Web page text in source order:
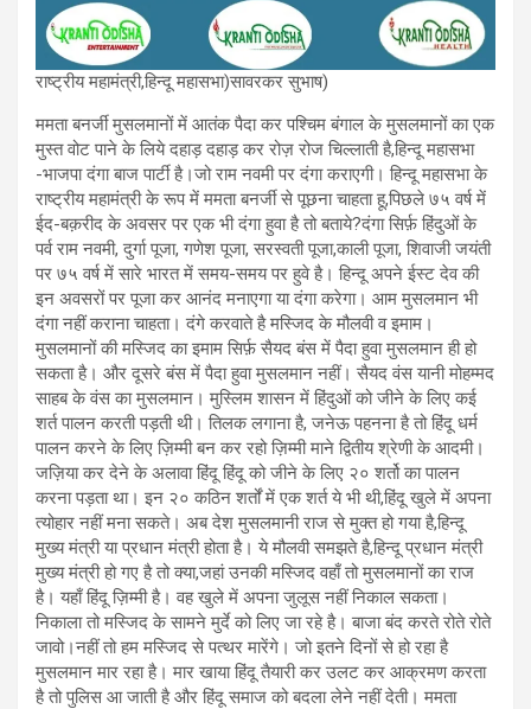
राष्ट्रीय महामंत्री,हिन्दू महासभा)सावरकर सुभाष)
ममता बनर्जी मुसलमानों में आतंक पैदा कर पश्चिम बंगाल के मुसलमानों का एक
मुस्त वोट पाने के लिये दहाड़ दहाड़ कर रोज़ रोज चिल्लाती है,हिन्दू महासभा
-भाजपा दंगा बाज पार्टी है।जो राम नवमी पर दंगा कराएगी। हिन्दू महासभा के
राष्ट्रीय महामंत्री के रूप में ममता बनर्जी से पूछना चाहता हू,पिछले ७५ वर्ष में
ईद-बक़रीद के अवसर पर एक भी दंगा हुवा है तो बताये?दंगा सिर्फ़ हिंदुओं के
पर्व राम नवमी, दुर्गा पूजा, गणेश पूजा, सरस्वती पूजा,काली पूजा, शिवाजी जयंती
पर ७५ वर्ष में सारे भारत में समय-समय पर हुवे है। हिन्दू अपने ईस्ट देव की
इन अवसरों पर पूजा कर आनंद मनाएगा या दंगा करेगा। आम मुसलमान भी
दंगा नहीं कराना चाहता। दंगे करवाते है मस्जिद के मौलवी व इमाम।
मुसलमानों की मस्जिद का इमाम सिर्फ़ सैयद बंस में पैदा हुवा मुसलमान ही हो
सकता है। और दूसरे बंस में पैदा हुवा मुसलमान नहीं। सैयद वंस यानी मोहम्मद
साहब के वंस का मुसलमान। मुस्लिम शासन में हिंदुओं को जीने के लिए कई
शर्त पालन करती पड़ती थी। तिलक लगाना है, जनेऊ पहनना है तो हिंदू धर्म
पालन करने के लिए ज़िम्मी बन कर रहो ज़िम्मी माने द्वितीय श्रेणी के आदमी।
जज़िया कर देने के अलावा हिंदू हिंदू को जीने के लिए २० शर्तो का पालन
करना पड़ता था। इन २० कठिन शर्तों में एक शर्त ये भी थी,हिंदू खुले में अपना
त्योहार नहीं मना सकते। अब देश मुसलमानी राज से मुक्त हो गया है,हिन्दू
मुख्य मंत्री या प्रधान मंत्री होता है। ये मौलवी समझते है,हिन्दू प्रधान मंत्री
मुख्य मंत्री हो गए है तो क्या,जहां उनकी मस्जिद वहाँ तो मुसलमानों का राज
है। यहाँ हिंदू ज़िम्मी है। वह खुले में अपना जुलूस नहीं निकाल सकता।
निकाला तो मस्जिद के सामने मुर्दे को लिए जा रहे है। बाजा बंद करते रोते रोते
जावो।नहीं तो हम मस्जिद से पत्थर मारेंगे। जो इतने दिनों से हो रहा है
मुसलमान मार रहा है। मार खाया हिंदू तैयारी कर उलट कर आक्रमण करता
है तो पुलिस आ जाती है और हिंदू समाज को बदला लेने नहीं देती। ममता